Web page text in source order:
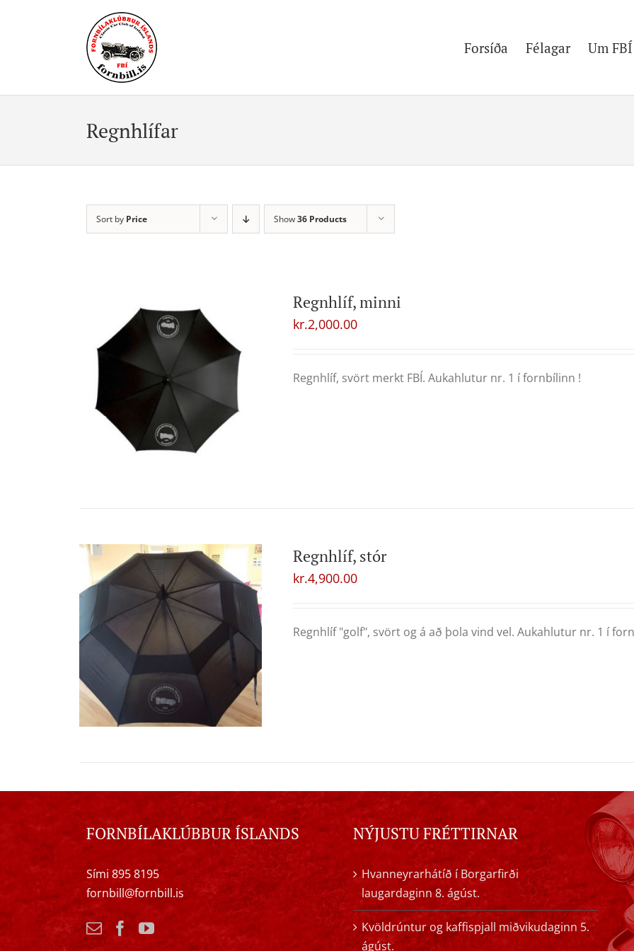
Forsíða Félagar Um FBÍ
Regnhlífar
Sort by Price Show36 Products
Regnhlíf, minni
kr.2,000.00
Regnhlíf, svört merkt FBÍ. Aukahlutur nr. 1 í fornbílinn !
Regnhlíf, stór
kr.4,900.00
Regnhlíf "golf", svört og á að þola vind vel. Aukahlutur nr. 1 í
FORNBÍLAKLÚBBUR ÍSLANDS
Sími 895 8195
fornbill@fornbill.is
NÝJUSTU FRÉTTIRNAR
Hvanneyrarhátíð í Borgarfirði
laugardaginn 8. ágúst.
Kvöldrúntur og kaffispjall miðvikudaginn 5.
ágúst.